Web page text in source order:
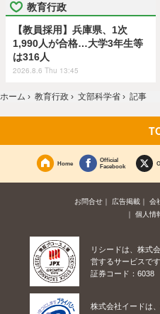
教育行政
【教員採用】兵庫県、1次
1,990人が合格…大学3年生等
は316人
2026.8.6 Thu 13:45
ホーム › 教育行政 › 文部科学省 › 記事
Home
Official
Facebook
お問合せ 広告掲載 会
個人情
リシードは、株式
営するサービスです
証券コード：6038
株式会社イードは